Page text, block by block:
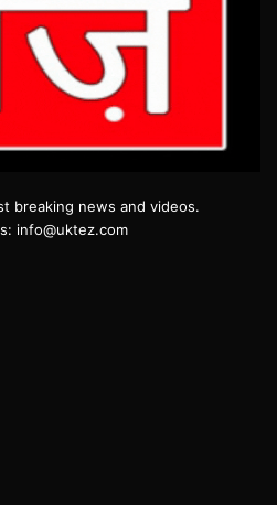
breaking news and videos.
info@uktez.com